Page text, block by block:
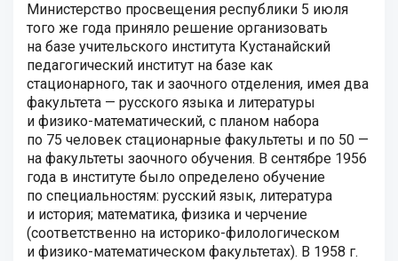
Министерство просвещения республики 5 июля
того же года приняло решение организовать
на базе учительского института Кустанайский
педагогический институт на базе как
стационарного, так и заочного отделения, имея два
факультета — русского языка и литературы
и физико-математический, с планом набора
по 75 человек стационарные факультеты и по 50 —
на факультеты заочного обучения. В сентябре 1956
года в институте было определено обучение
по специальностям: русский язык, литература
и история; математика, физика и черчение
(соответственно на историко-филологическом
и физико-математическом факультетах). В 1958 г.